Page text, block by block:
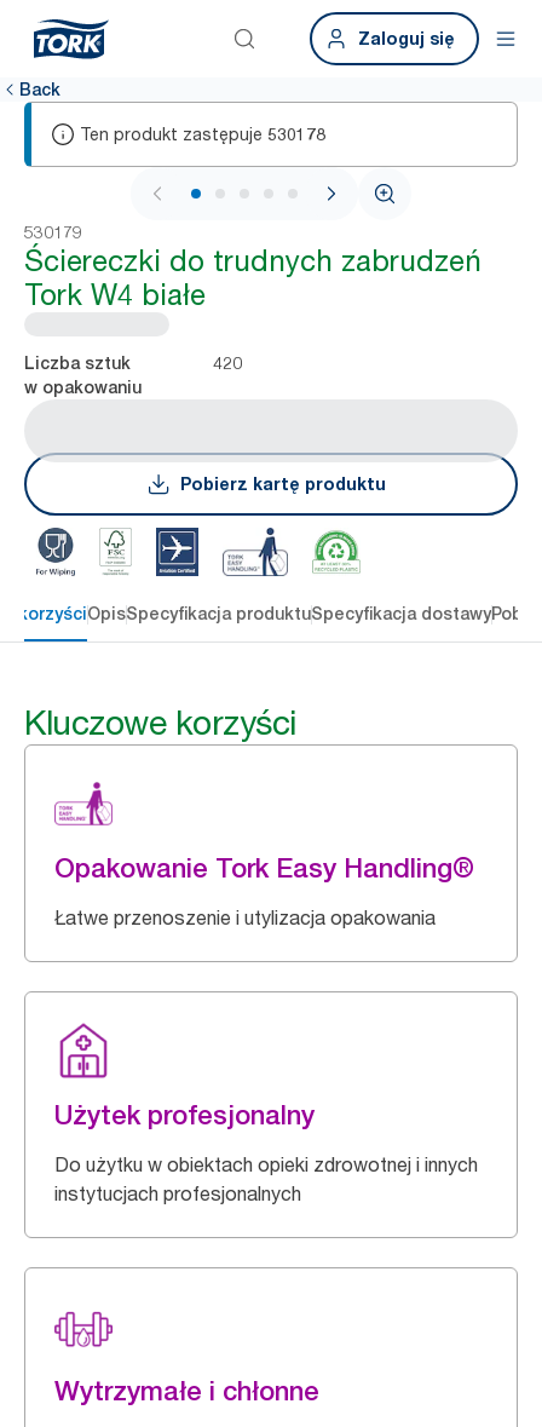
Zaloguj się
Back
Ten produkt zastępuje 530178
1 / 6
530179
Ściereczki do trudnych zabrudzeń
Tork W4 białe
Liczba sztuk
w opakowaniu
420
Pobierz kartę produktu
korzyściOpisSpecyfikacja produktuSpecyfikacja dostawy
Kluczowe korzyści
Opakowanie Tork Easy Handling®
Łatwe przenoszenie i utylizacja opakowania
Użytek profesjonalny
Do użytku w obiektach opieki zdrowotnej i innych
instytucjach profesjonalnych
Wytrzymałe i chłonne